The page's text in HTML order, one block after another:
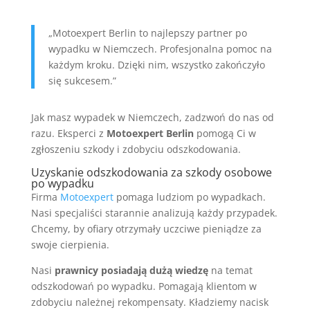
„Motoexpert Berlin to najlepszy partner po
wypadku w Niemczech. Profesjonalna pomoc na
każdym kroku. Dzięki nim, wszystko zakończyło
się sukcesem.”
Jak masz wypadek w Niemczech, zadzwoń do nas od
razu. Eksperci z Motoexpert Berlinpomogą Ci w
zgłoszeniu szkody i zdobyciu odszkodowania.
Uzyskanie odszkodowania za szkody osobowe
po wypadku
Firma Motoexpertpomaga ludziom po wypadkach.
Nasi specjaliści starannie analizują każdy przypadek.
Chcemy, by ofiary otrzymały uczciwe pieniądze za
swoje cierpienia.
Nasi prawnicy posiadają dużą wiedzęna temat
odszkodowań po wypadku. Pomagają klientom w
zdobyciu należnej rekompensaty. Kładziemy nacisk